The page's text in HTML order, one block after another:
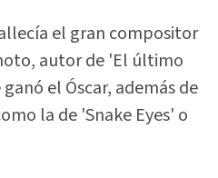
el gran compositor
autor de 'El último
el Óscar, además de
la de 'Snake Eyes' o